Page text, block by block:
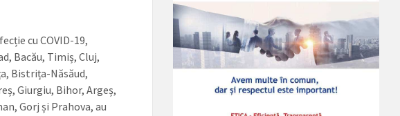
cu COVID-19,
Bacău, Timiș, Cluj,
Bistrița-Năsăud,
Giurgiu, Bihor, Argeș,
Gorj și Prahova, au